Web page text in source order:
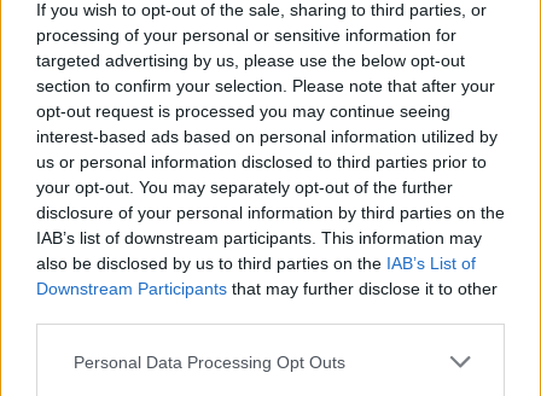
If you wish to opt-out of the sale, sharing to third parties, or
processing of your personal or sensitive information for
targeted advertising by us, please use the below opt-out
section to confirm your selection. Please note that after your
opt-out request is processed you may continue seeing
interest-based ads based on personal information utilized by
us or personal information disclosed to third parties prior to
your opt-out. You may separately opt-out of the further
disclosure of your personal information by third parties on the
IAB’s list of downstream participants. This information may
also be disclosed by us to third parties on the IAB’s List of
Downstream Participants that may further disclose it to other
Personal Data Processing Opt Outs
2:0, zapewniając sobie miejsce w najlepszej czwórce.
Grupa A
Grupa B
#
Drużyna M W P # Drużyna
1.
Tricked
Esport
2 2 0 1.
G2
Esports
2.
Team
GamerLegion
3 2 1 2. Virtus.pro
Epsilon
Esports
2
Winstrike